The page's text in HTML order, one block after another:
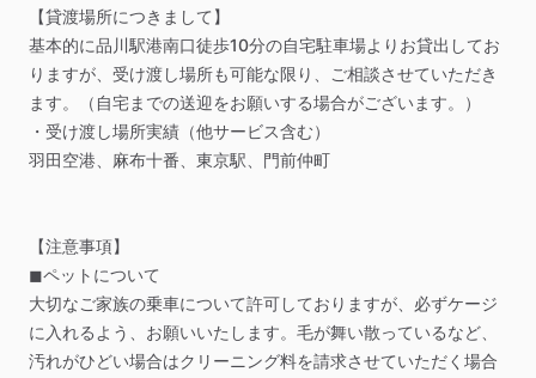
【貸渡場所につきまして】
基本的に品川駅港南口徒歩10分の自宅駐車場よりお貸出してお
りますが、受け渡し場所も可能な限り、ご相談させていただき
ます。（自宅までの送迎をお願いする場合がございます。）
・受け渡し場所実績（他サービス含む）
羽田空港、麻布十番、東京駅、門前仲町
【注意事項】
◼︎ペットについて
大切なご家族の乗車について許可しておりますが、必ずケージ
に入れるよう、お願いいたします。毛が舞い散っているなど、
汚れがひどい場合はクリーニング料を請求させていただく場合